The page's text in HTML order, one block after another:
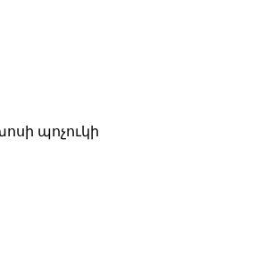
պոչուկի